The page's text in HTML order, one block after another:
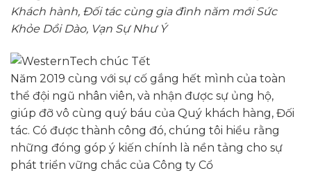
Khách hành, Đối tác cùng gia đình năm mới Sức
Khỏe Dồi Dào, Vạn Sự Như Ý
Năm 2019 cùng với sự cố gắng hết mình của toàn
thể đội ngũ nhân viên, và nhận được sự ủng hộ,
giúp đỡ vô cùng quý báu của Quý khách hàng, Đối
tác. Có được thành công đó, chúng tôi hiểu rằng
những đóng góp ý kiến chính là nền tảng cho sự
phát triển vững chắc của Công ty Cổ